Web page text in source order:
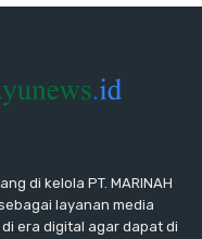
di kelola PT. MARINAH
layanan media
era digital agar dapat di